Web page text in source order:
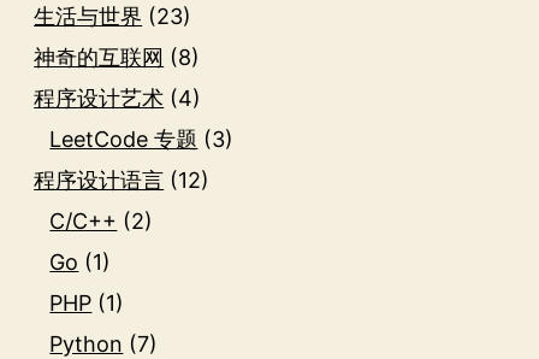
生活与世界 (23)
神奇的互联网 (8)
程序设计艺术 (4)
LeetCode 专题 (3)
程序设计语言 (12)
C/C++ (2)
Go (1)
PHP (1)
Python (7)